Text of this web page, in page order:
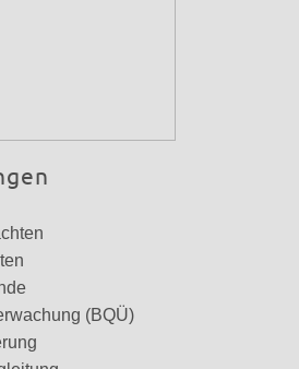
(BQÜ)